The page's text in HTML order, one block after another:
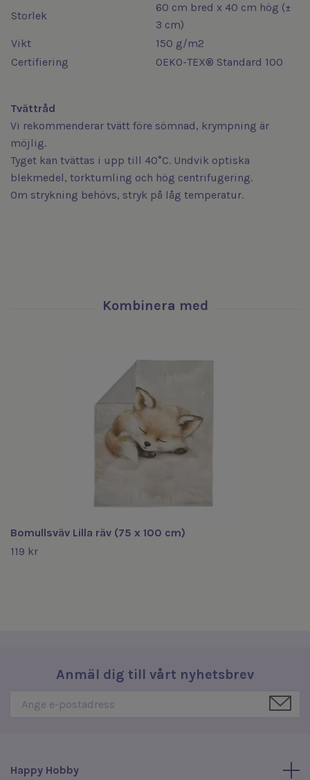
Storlek
60 cm bred x 40 cm hög (±
3 cm)
Vikt
150 g/m2
Certifiering
OEKO-TEX® Standard 100
Tvättråd
Vi rekommenderar tvätt före sömnad, krympning är
möjlig.
Tyget kan tvättas i upp till 40°C. Undvik optiska
blekmedel, torktumling och hög centrifugering.
Om strykning behövs, stryk på låg temperatur.
Bomullsväv Lilla räv (75 x 100 cm)
119 kr
Anmäl dig till vårt nyhetsbrev
Happy Hobby